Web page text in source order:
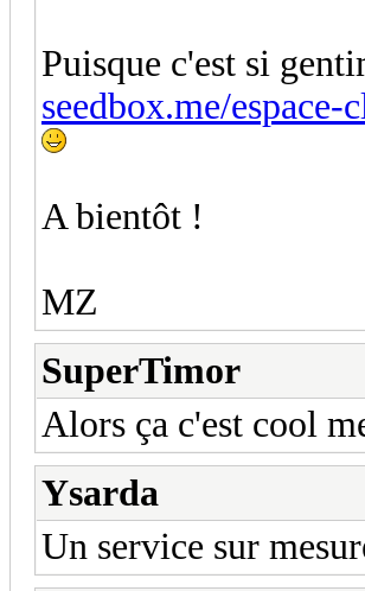
Puisque c'est si
seedbox.me/
A bientôt !
MZ
SuperTimor
Alors ça c'est cool
Ysarda
Un service sur